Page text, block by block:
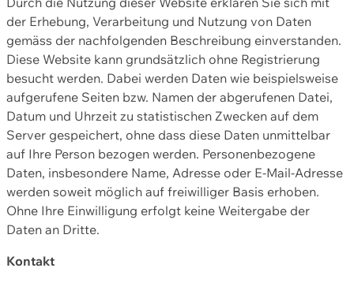
der Erhebung, Verarbeitung und Nutzung von Daten
gemäss der nachfolgenden Beschreibung einverstanden.
Diese Website kann grundsätzlich ohne Registrierung
besucht werden. Dabei werden Daten wie beispielsweise
aufgerufene Seiten bzw. Namen der abgerufenen Datei,
Datum und Uhrzeit zu statistischen Zwecken auf dem
Server gespeichert, ohne dass diese Daten unmittelbar
auf Ihre Person bezogen werden. Personenbezogene
Daten, insbesondere Name, Adresse oder E-Mail-Adresse
werden soweit möglich auf freiwilliger Basis erhoben.
Ohne Ihre Einwilligung erfolgt keine Weitergabe der
Daten an Dritte.
Kontakt